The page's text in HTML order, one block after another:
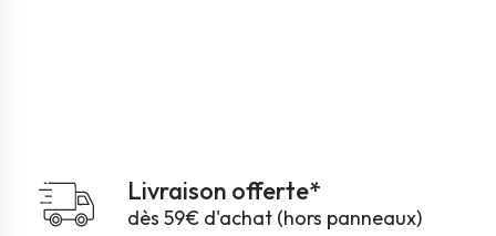
Livraison offerte*
dès 59€ d'achat (hors panneaux)